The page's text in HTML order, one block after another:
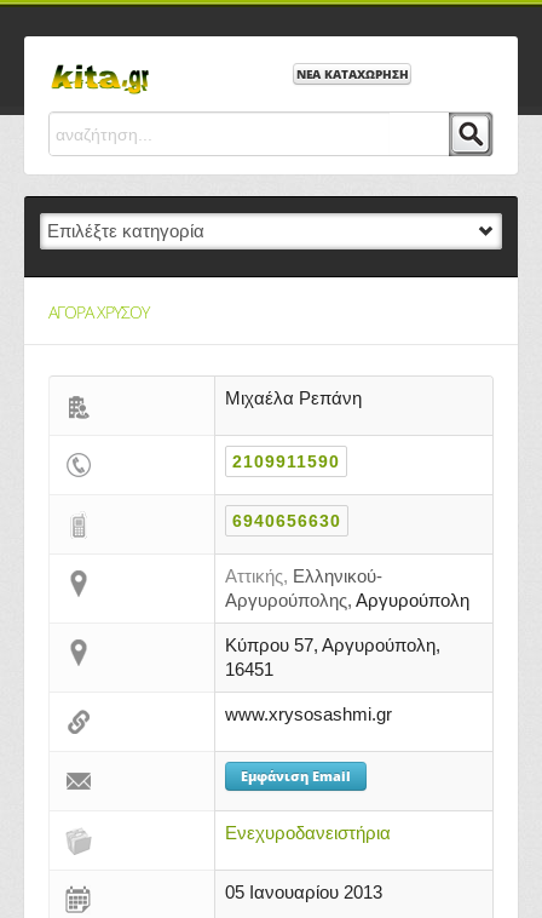
ΝΕΑ ΚΑΤΑΧΩΡΗΣΗ
ΑΓΟΡΑ ΧΡΥΣΟΥ
Μιχαέλα Ρεπάνη
2109911590
6940656630
Αττικής, Ελληνικού-
Αργυρούπολης, Αργυρούπολη
Κύπρου 57, Αργυρούπολη,
16451
www.xrysosashmi.gr
Εμφάνιση Email
Ενεχυροδανειστήρια
05 Ιανουαρίου 2013